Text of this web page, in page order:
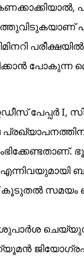
പോകുന്ന
പേപ്പർ I,
സമയം